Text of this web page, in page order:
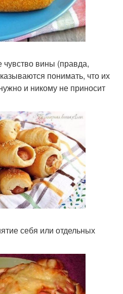
вины (правда,
понимать, что их
и никому не приносит
себя или отдельных